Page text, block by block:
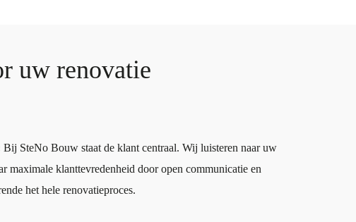
uw renovatie
Bij SteNo Bouw staat de klant centraal. Wij luisteren naar uw
maximale klanttevredenheid door open communicatie en
het hele renovatieproces.